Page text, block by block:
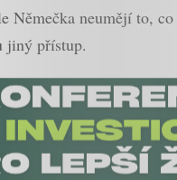
Němečka neumějí to,
jiný přístup.